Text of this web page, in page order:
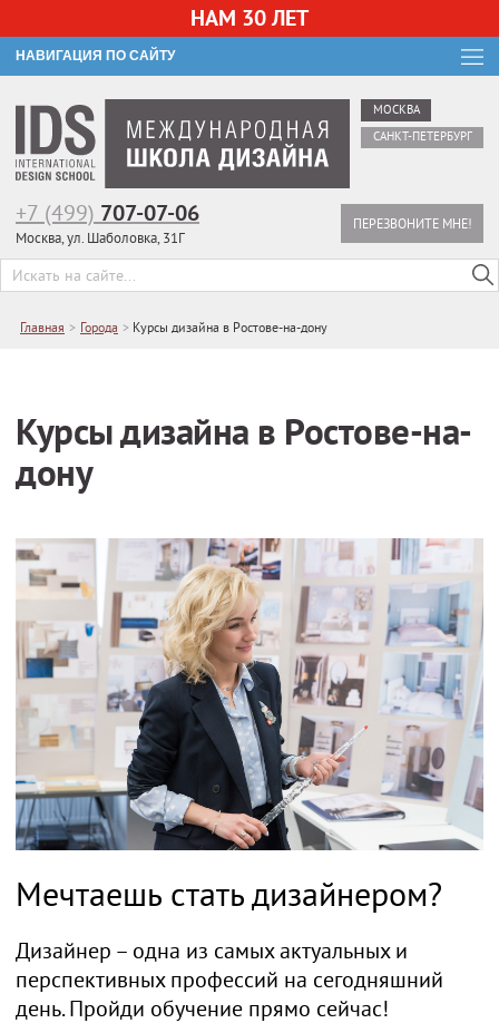
НАМ 30 ЛЕТ
НАВИГАЦИЯ ПО САЙТУ
МОСКВА
САНКТ-ПЕТЕРБУРГ
ПЕРЕЗВОНИТЕ МНЕ!
+7 (499) 707-07-06
Москва, ул. Шаболовка, 31Г
Главная > Города > Курсы дизайна в Ростове-на-дону
Курсы дизайна в Ростове-на-
дону
Мечтаешь стать дизайнером?
Дизайнер – одна из самых актуальных и
перспективных профессий на сегодняшний
день. Пройди обучение прямо сейчас!